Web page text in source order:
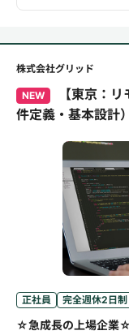
株式会社グリッド
NEW
【東京：
件定義・基本設計）
正社員 完全週休2日制
☆急成長の上場企業